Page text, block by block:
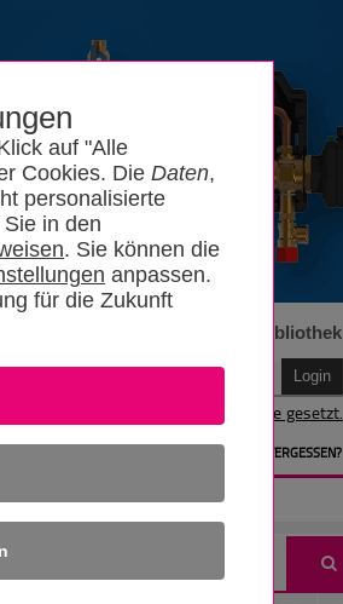
auf "Alle
Cookies. Die Daten,
personalisierte
in den
. Sie können die
anpassen.
für die Zukunft
Bibliothek
Dafür wird ein Cookie gesetzt.
» PASSWORT VERGESSEN?